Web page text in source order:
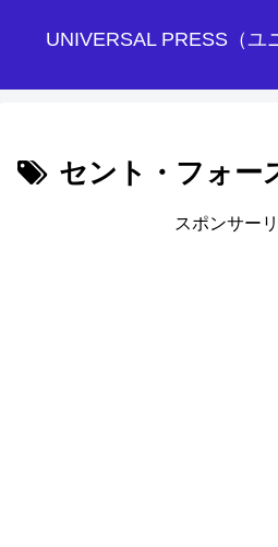
UNIVERSAL PRESS（ユ
セント・フォー
スポンサー